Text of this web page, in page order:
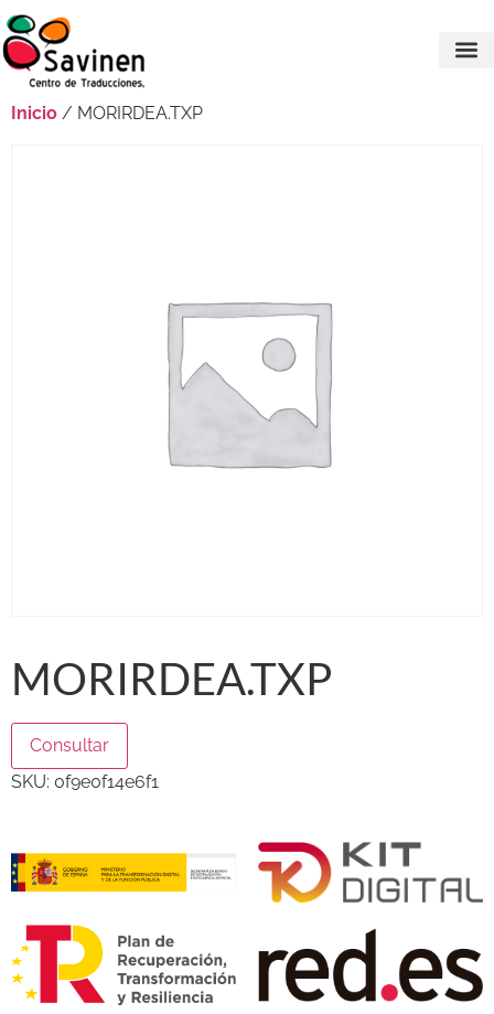
Inicio / MORIRDEA.TXP
MORIRDEA.TXP
Consultar
SKU: 0f9e0f14e6f1